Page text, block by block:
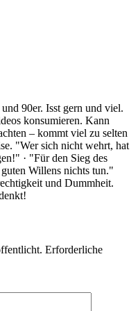
90er. Isst gern und viel.
konsumieren. Kann
– kommt viel zu selten
"Wer sich nicht wehrt, hat
· "Für den Sieg des
Willens nichts tun."
und Dummheit.
Erforderliche